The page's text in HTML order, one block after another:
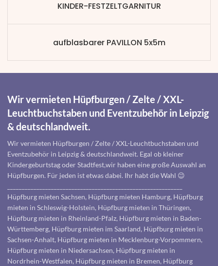
KINDER-FESTZELTGARNITUR
aufblasbarer PAVILLON 5x5m
Wir vermieten Hüpfburgen / Zelte / XXL-
Leuchtbuchstaben und Eventzubehör in Leipzig
& deutschlandweit.
Wir vermieten Hüpfburgen / Zelte / XXL-Leuchtbuchstaben und
Eventzubehör in Leipzig & deutschlandweit. Egal ob kleiner
Kindergeburtstag oder Stadtfest,wir haben eine große Auswahl an
Hüpfburgen. Für jeden ist etwas dabei. Ihr habt die Wahl 😉
Hüpfburg mieten Sachsen, Hüpfburg mieten Hamburg, Hüpfburg
mieten in Schleswig-Holstein, Hüpfburg mieten in Thüringen,
Hüpfburg mieten in Rheinland-Pfalz, Hüpfburg mieten in Baden-
Württemberg, Hüpfburg mieten im Saarland, Hüpfburg mieten in
Sachsen-Anhalt, Hüpfburg mieten in Mecklenburg-Vorpommern,
Hüpfburg mieten in Niedersachsen, Hüpfburg mieten in
Nordrhein-Westfalen, Hüpfburg mieten in Bremen, Hüpfburg